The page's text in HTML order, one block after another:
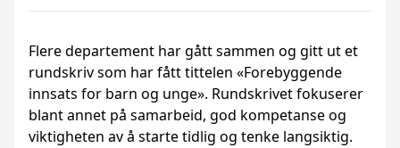
Flere departement har gått sammen og gitt ut et
rundskriv som har fått tittelen «Forebyggende
innsats for barn og unge». Rundskrivet fokuserer
blant annet på samarbeid, god kompetanse og
viktigheten av å starte tidlig og tenke langsiktig.